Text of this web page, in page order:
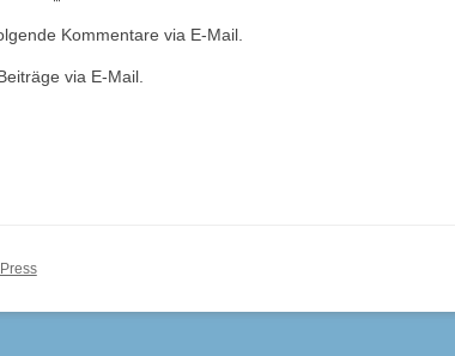
Kommentare via E-Mail.
via E-Mail.